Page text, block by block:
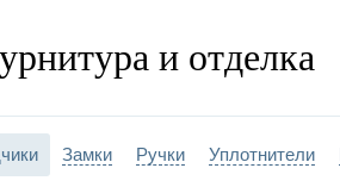
двери:
и отделка
Замки Ручки Уплотнители